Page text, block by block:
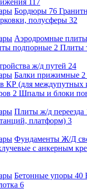
117
Бордюры 76
полусферы 32
Аэродромные
подпорные 2 Плиты
ж/д путей 24
Балки прижимные 2
КР (для
2 Шпалы и блоки
Плиты ж/д переезда
платформ) 3
Фундаменты Ж/Д
с анкерным
Бетонные упоры 40
6